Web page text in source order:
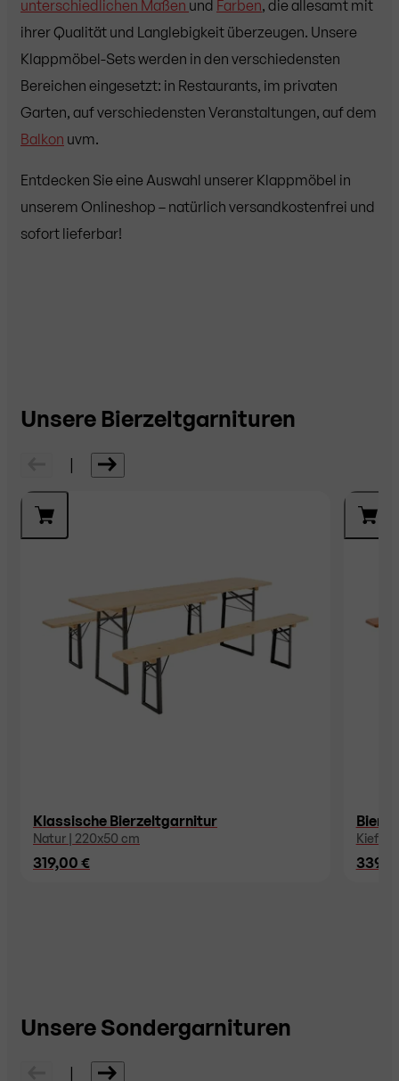
unterschiedlichen Maßen und Farben, die allesamt mit
ihrer Qualität und Langlebigkeit überzeugen. Unsere
Klappmöbel-Sets werden in den verschiedensten
Bereichen eingesetzt: in Restaurants, im privaten
Garten, auf verschiedensten Veranstaltungen, auf dem
Balkon uvm.
Entdecken Sie eine Auswahl unserer Klappmöbel in
unserem Onlineshop – natürlich versandkostenfrei und
sofort lieferbar!
Unsere Bierzeltgarnituren
|
Klassische Bierzeltgarnitur
Natur | 220x50 cm
319,00 €
Kiefer
Unsere Sondergarnituren
|